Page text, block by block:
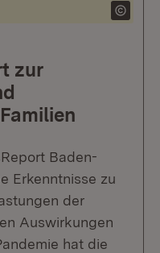
zur
Baden-
Erkenntnisse zu
der
Auswirkungen
hat die